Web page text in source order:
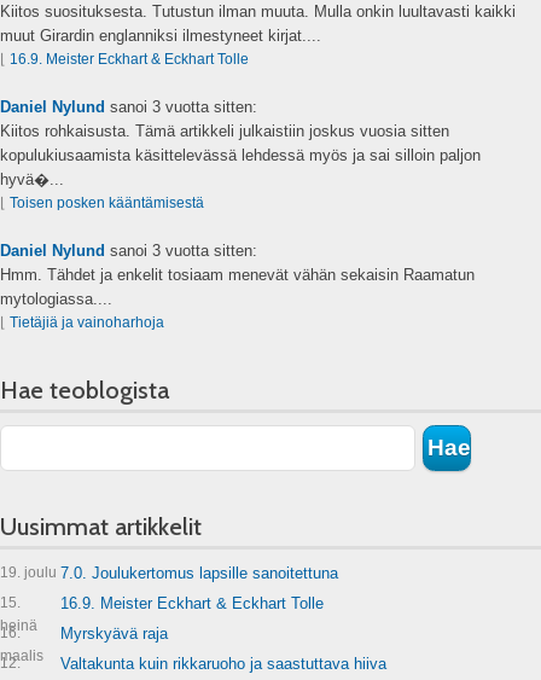
Kiitos suosituksesta. Tutustun ilman muuta. Mulla onkin luultavasti kaikki
muut Girardin englanniksi ilmestyneet kirjat....
⌊ 16.9. Meister Eckhart & Eckhart Tolle
Daniel Nylund sanoi 3 vuotta sitten:
Kiitos rohkaisusta. Tämä artikkeli julkaistiin joskus vuosia sitten
kopulukiusaamista käsittelevässä lehdessä myös ja sai silloin paljon
hyvä�...
⌊ Toisen posken kääntämisestä
Daniel Nylund sanoi 3 vuotta sitten:
Hmm. Tähdet ja enkelit tosiaam menevät vähän sekaisin Raamatun
mytologiassa....
⌊ Tietäjiä ja vainoharhoja
Hae teoblogista
Uusimmat artikkelit
19. joulu 7.0. Joulukertomus lapsille sanoitettuna
15.
heinä
16.9. Meister Eckhart & Eckhart Tolle
16.
maalis
Myrskyävä raja
12.
Valtakunta kuin rikkaruoho ja saastuttava hiiva